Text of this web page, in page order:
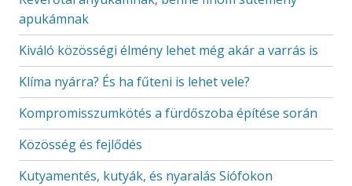
apukámnak
Kiváló közösségi élmény lehet még akár a varrás is
Klíma nyárra? És ha fűteni is lehet vele?
Kompromisszumkötés a fürdőszoba építése során
Közösség és fejlődés
Kutyamentés, kutyák, és nyaralás Siófokon